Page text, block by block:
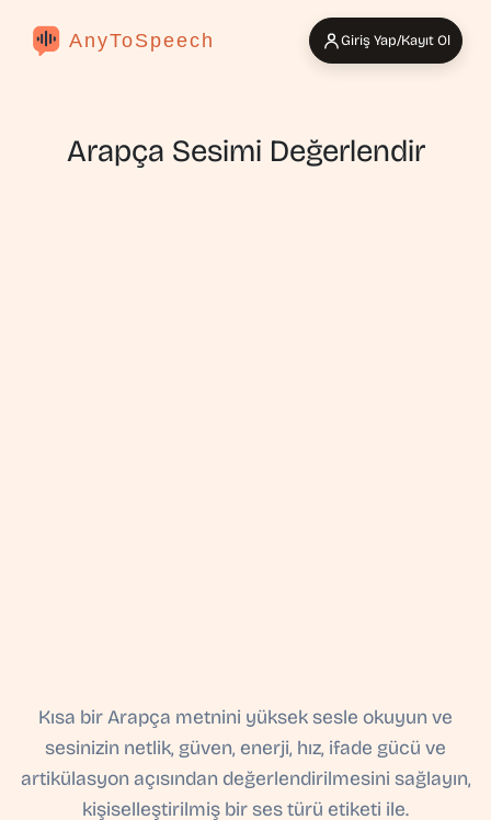
AnyToSpeech Giriş Yap/Kayıt Ol
Arapça Sesimi Değerlendir
Kısa bir Arapça metnini yüksek sesle okuyun ve
sesinizin netlik, güven, enerji, hız, ifade gücü ve
artikülasyon açısından değerlendirilmesini sağlayın,
kişiselleştirilmiş bir ses türü etiketi ile.